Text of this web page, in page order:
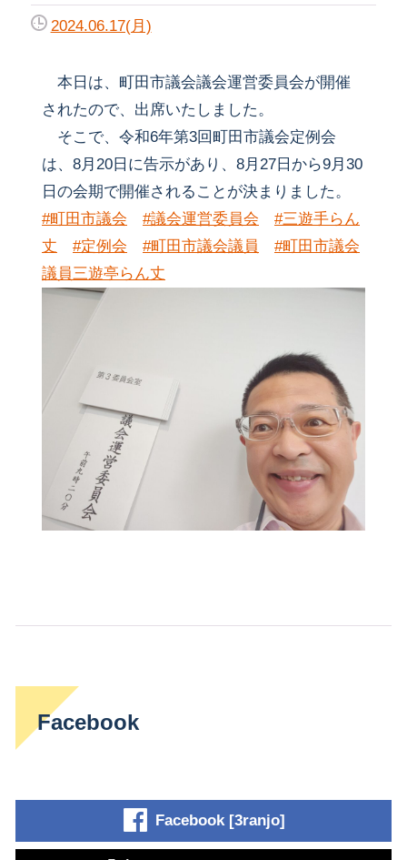
2024.06.17(月)
本日は、町田市議会議会運営委員会が開催
されたので、出席いたしました。
そこで、令和6年第3回町田市議会定例会
は、8月20日に告示があり、8月27日から9月30
日の会期で開催されることが決まりました。
#町田市議会
#議会運営委員会
#三遊手らん
丈
#定例会 #町田市議会議員
#町田市議会
議員三遊亭らん丈
Facebook
Facebook [3ranjo]